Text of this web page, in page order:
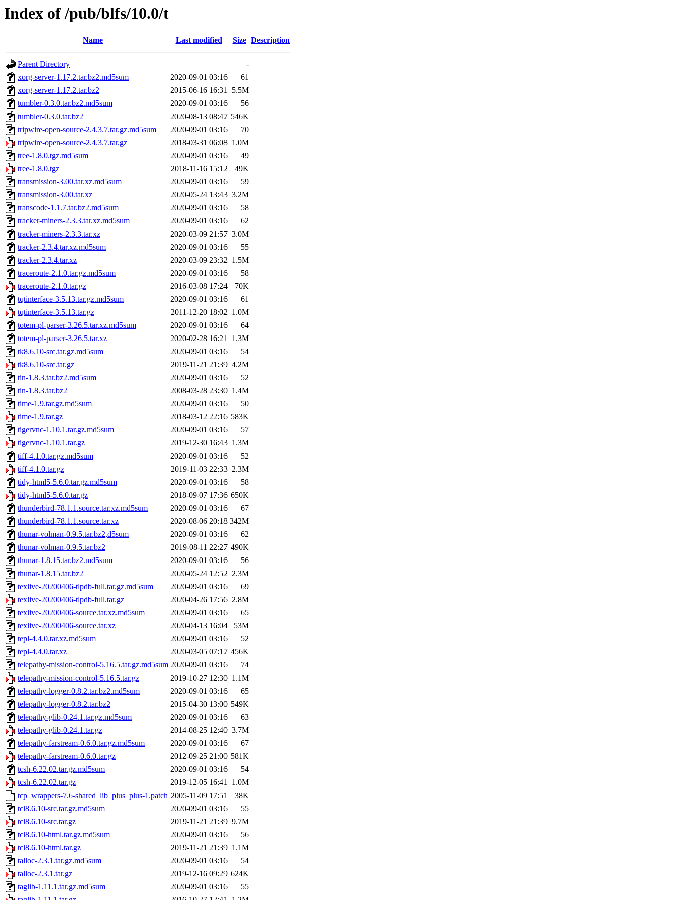
Index of /pub/blfs/10.0/t
Name Last modified Size Description
Parent Directory
-
xorg-server-1.17.2.tar.bz2.md5sum
2020-09-01 03:16
61
xorg-server-1.17.2.tar.bz2
2015-06-16 16:31 5.5M
tumbler-0.3.0.tar.bz2.md5sum
2020-09-01 03:16
56
tumbler-0.3.0.tar.bz2
2020-08-13 08:47 546K
tripwire-open-source-2.4.3.7.tar.gz.md5sum
2020-09-01 03:16
70
tripwire-open-source-2.4.3.7.tar.gz
2018-03-31 06:08 1.0M
tree-1.8.0.tgz.md5sum
2020-09-01 03:16
49
tree-1.8.0.tgz
2018-11-16 15:12
49K
transmission-3.00.tar.xz.md5sum
2020-09-01 03:16
59
transmission-3.00.tar.xz
2020-05-24 13:43 3.2M
transcode-1.1.7.tar.bz2.md5sum
2020-09-01 03:16
58
tracker-miners-2.3.3.tar.xz.md5sum
2020-09-01 03:16
62
tracker-miners-2.3.3.tar.xz
2020-03-09 21:57 3.0M
tracker-2.3.4.tar.xz.md5sum
2020-09-01 03:16
55
tracker-2.3.4.tar.xz
2020-03-09 23:32 1.5M
traceroute-2.1.0.tar.gz.md5sum
2020-09-01 03:16
58
traceroute-2.1.0.tar.gz
2016-03-08 17:24
70K
tqtinterface-3.5.13.tar.gz.md5sum
2020-09-01 03:16
61
tqtinterface-3.5.13.tar.gz
2011-12-20 18:02 1.0M
totem-pl-parser-3.26.5.tar.xz.md5sum
2020-09-01 03:16
64
totem-pl-parser-3.26.5.tar.xz
2020-02-28 16:21 1.3M
tk8.6.10-src.tar.gz.md5sum
2020-09-01 03:16
54
tk8.6.10-src.tar.gz
2019-11-21 21:39 4.2M
tin-1.8.3.tar.bz2.md5sum
2020-09-01 03:16
52
tin-1.8.3.tar.bz2
2008-03-28 23:30 1.4M
time-1.9.tar.gz.md5sum
2020-09-01 03:16
50
time-1.9.tar.gz
2018-03-12 22:16 583K
tigervnc-1.10.1.tar.gz.md5sum
2020-09-01 03:16
57
tigervnc-1.10.1.tar.gz
2019-12-30 16:43 1.3M
tiff-4.1.0.tar.gz.md5sum
2020-09-01 03:16
52
tiff-4.1.0.tar.gz
2019-11-03 22:33 2.3M
tidy-html5-5.6.0.tar.gz.md5sum
2020-09-01 03:16
58
tidy-html5-5.6.0.tar.gz
2018-09-07 17:36 650K
thunderbird-78.1.1.source.tar.xz.md5sum
2020-09-01 03:16
67
thunderbird-78.1.1.source.tar.xz
2020-08-06 20:18 342M
thunar-volman-0.9.5.tar.bz2,d5sum
2020-09-01 03:16
62
thunar-volman-0.9.5.tar.bz2
2019-08-11 22:27 490K
thunar-1.8.15.tar.bz2.md5sum
2020-09-01 03:16
56
thunar-1.8.15.tar.bz2
2020-05-24 12:52 2.3M
texlive-20200406-tlpdb-full.tar.gz.md5sum
2020-09-01 03:16
69
texlive-20200406-tlpdb-full.tar.gz
2020-04-26 17:56 2.8M
texlive-20200406-source.tar.xz.md5sum
2020-09-01 03:16
65
texlive-20200406-source.tar.xz
2020-04-13 16:04
53M
tepl-4.4.0.tar.xz.md5sum
2020-09-01 03:16
52
tepl-4.4.0.tar.xz
2020-03-05 07:17 456K
telepathy-mission-control-5.16.5.tar.gz.md5sum 2020-09-01 03:16
74
telepathy-mission-control-5.16.5.tar.gz
2019-10-27 12:30 1.1M
telepathy-logger-0.8.2.tar.bz2.md5sum
2020-09-01 03:16
65
telepathy-logger-0.8.2.tar.bz2
2015-04-30 13:00 549K
telepathy-glib-0.24.1.tar.gz.md5sum
2020-09-01 03:16
63
telepathy-glib-0.24.1.tar.gz
2014-08-25 12:40 3.7M
telepathy-farstream-0.6.0.tar.gz.md5sum
2020-09-01 03:16
67
telepathy-farstream-0.6.0.tar.gz
2012-09-25 21:00 581K
tcsh-6.22.02.tar.gz.md5sum
2020-09-01 03:16
54
tcsh-6.22.02.tar.gz
2019-12-05 16:41 1.0M
tcp_wrappers-7.6-shared_lib_plus_plus-1.patch 2005-11-09 17:51
38K
tcl8.6.10-src.tar.gz.md5sum
2020-09-01 03:16
55
tcl8.6.10-src.tar.gz
2019-11-21 21:39 9.7M
tcl8.6.10-html.tar.gz.md5sum
2020-09-01 03:16
56
tcl8.6.10-html.tar.gz
2019-11-21 21:39 1.1M
talloc-2.3.1.tar.gz.md5sum
2020-09-01 03:16
54
talloc-2.3.1.tar.gz
2019-12-16 09:29 624K
taglib-1.11.1.tar.gz.md5sum
2020-09-01 03:16
55